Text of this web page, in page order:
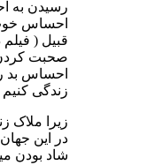
رسیدن به
احساس خوب
قبیل (
صحبت کردن
احساس بد
زندگی
زیرا ملاک
در این
شاد بودن